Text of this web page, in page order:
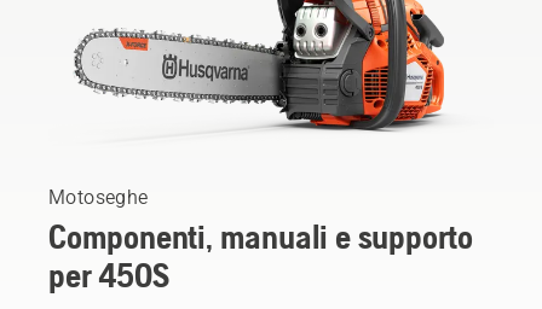
Motoseghe
Componenti, manuali e supporto
per 450S